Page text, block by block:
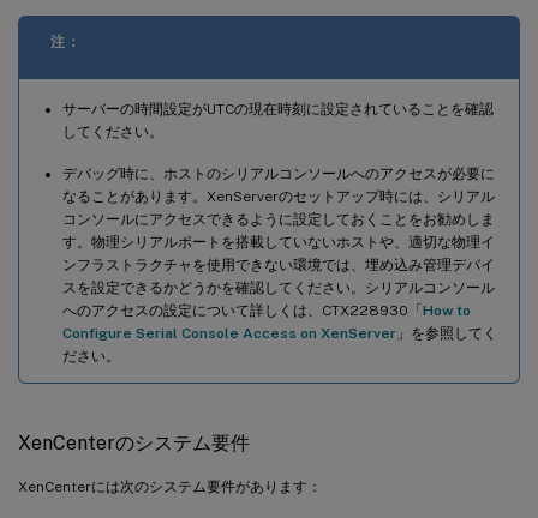
注：
サーバーの時間設定がUTCの現在時刻に設定されていることを確認
してください。
デバッグ時に、ホストのシリアルコンソールへのアクセスが必要に
なることがあります。XenServerのセットアップ時には、シリアル
コンソールにアクセスできるように設定しておくことをお勧めしま
す。物理シリアルポートを搭載していないホストや、適切な物理イ
ンフラストラクチャを使用できない環境では、埋め込み管理デバイ
スを設定できるかどうかを確認してください。シリアルコンソール
へのアクセスの設定について詳しくは、CTX228930「How to
Configure Serial Console Access on XenServer 」を参照してく
ださい。
XenCenterのシステム要件
XenCenterには次のシステム要件があります：